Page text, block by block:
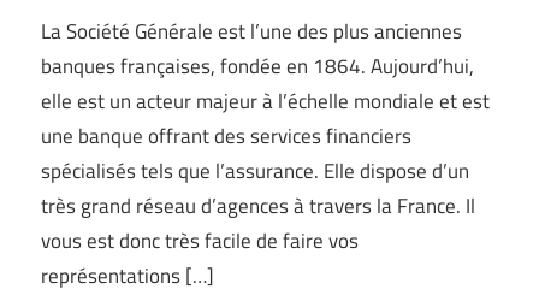
La Société Générale est l’une des plus anciennes
banques françaises, fondée en 1864. Aujourd’hui,
elle est un acteur majeur à l’échelle mondiale et est
une banque offrant des services financiers
spécialisés tels que l’assurance. Elle dispose d’un
très grand réseau d’agences à travers la France. Il
vous est donc très facile de faire vos
représentations […]